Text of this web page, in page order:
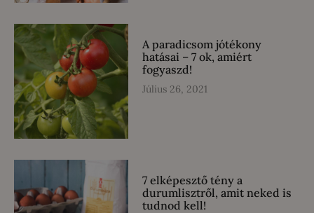
A paradicsom jótékony
hatásai – 7 ok, amiért
fogyaszd!
Július 26, 2021
7 elképesztő tény a
durumlisztről, amit neked is
tudnod kell!